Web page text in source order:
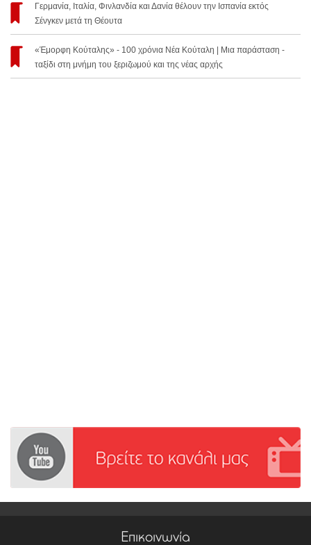
Γερμανία, Ιταλία, Φινλανδία και Δανία θέλουν την Ισπανία εκτός
Σένγκεν μετά τη Θέουτα
«Έμορφη Κούταλης» - 100 χρόνια Νέα Κούταλη | Μια παράσταση -
ταξίδι στη μνήμη του ξεριζωμού και της νέας αρχής
Επικοινωνία